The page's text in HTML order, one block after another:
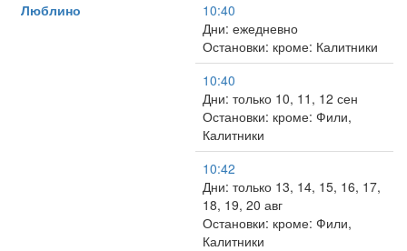
Люблино
10:40
Дни: ежедневно
Остановки: кроме: Калитники
10:40
Дни: только 10, 11, 12 сен
Остановки: кроме: Фили,
Калитники
10:42
Дни: только 13, 14, 15, 16, 17,
18, 19, 20 авг
Остановки: кроме: Фили,
Калитники